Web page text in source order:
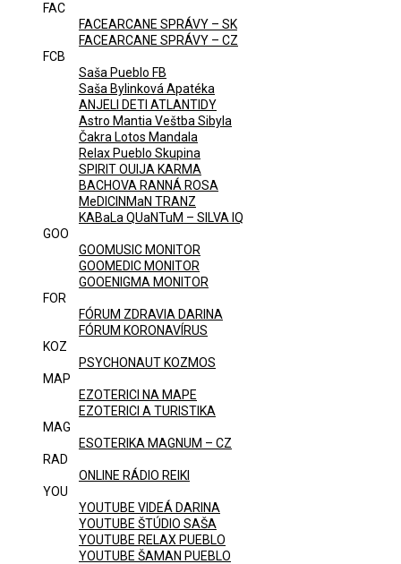
FAC
FACEARCANE SPRÁVY – SK
FACEARCANE SPRÁVY – CZ
FCB
Saša Pueblo FB
Saša Bylinková Apatéka
ANJELI DETI ATLANTIDY
Astro Mantia Veštba Sibyla
Čakra Lotos Mandala
Relax Pueblo Skupina
SPIRIT OUIJA KARMA
BACHOVA RANNÁ ROSA
MeDICINMaN TRANZ
KABaLa QUaNTuM – SILVA IQ
GOO
GOOMUSIC MONITOR
GOOMEDIC MONITOR
GOOENIGMA MONITOR
FOR
FÓRUM ZDRAVIA DARINA
FÓRUM KORONAVÍRUS
KOZ
PSYCHONAUT KOZMOS
MAP
EZOTERICI NA MAPE
EZOTERICI A TURISTIKA
MAG
ESOTERIKA MAGNUM – CZ
RAD
ONLINE RÁDIO REIKI
YOU
YOUTUBE VIDEÁ DARINA
YOUTUBE ŠTÚDIO SAŠA
YOUTUBE RELAX PUEBLO
YOUTUBE ŠAMAN PUEBLO